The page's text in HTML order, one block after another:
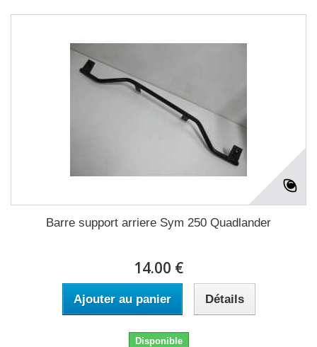
Barre support arriere Sym 250 Quadlander
14.00 €
Ajouter au panier Détails
Disponible